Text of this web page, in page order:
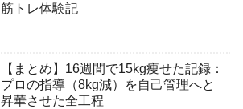
筋トレ体験記
【まとめ】16週間で15kg痩せた記録：
プロの指導（8kg減）を自己管理へと
昇華させた全工程